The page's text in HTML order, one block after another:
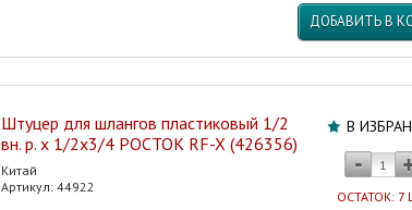
ДОБАВИТЬ В
В
ОСТАТОК: 7
Штуцер для шлангов пластиковый 1/2
вн. р. х 1/2х3/4 РОСТОК RF-X (426356)
Китай
Артикул: 44922